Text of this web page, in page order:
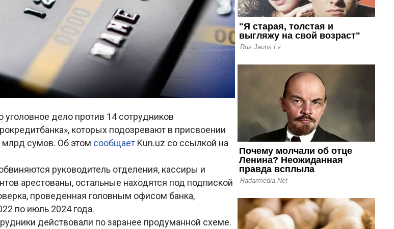
дело против 14 сотрудников
которых подозревают в присвоении
млрд сумов. Об этом сообщает Kun.uz со ссылкой на
руководитель отделения, кассиры и
арестованы, остальные находятся под подпиской
проведенная головным офисом банка,
по июль 2024 года.
действовали по заранее продуманной схеме.